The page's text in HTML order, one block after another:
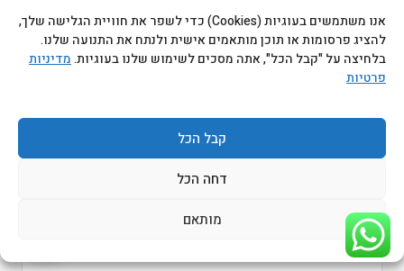
אנו משתמשים בעוגיות (Cookies) כדי לשפר את חוויית הגלישה שלך,
להציג פרסומות או תוכן מותאמים אישית ולנתח את התנועה שלנו.
בלחיצה על "קבל הכל", אתה מסכים לשימוש שלנו בעוגיות.מדיניות
פרטיות
קבל הכל
דחה הכל
מותאם
3.2 Black